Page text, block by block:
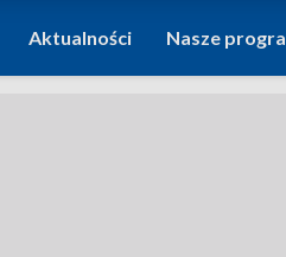
Aktualności Nasze